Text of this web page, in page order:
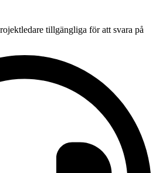
tillgängliga för att svara på